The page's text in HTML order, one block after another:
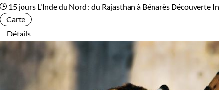
15 jours L'Inde du Nord : du Rajasthan à Bénarès Découverte
Carte
Détails